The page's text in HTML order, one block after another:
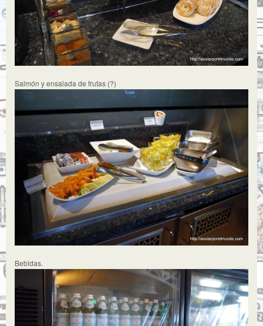
Salmón y ensalada de frutas (?)
Bebidas.